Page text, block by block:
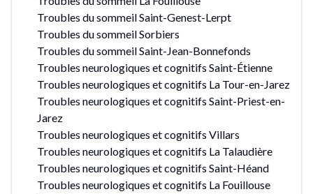
Troubles du sommeil Saint-Genest-Lerpt
Troubles du sommeil Sorbiers
Troubles du sommeil Saint-Jean-Bonnefonds
Troubles neurologiques et cognitifs Saint-Étienne
Troubles neurologiques et cognitifs La Tour-en-Jarez
Troubles neurologiques et cognitifs Saint-Priest-en-
Jarez
Troubles neurologiques et cognitifs Villars
Troubles neurologiques et cognitifs La Talaudière
Troubles neurologiques et cognitifs Saint-Héand
Troubles neurologiques et cognitifs La Fouillouse